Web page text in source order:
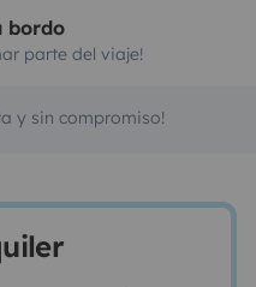
bordo
parte del viaje!
y sin compromiso!